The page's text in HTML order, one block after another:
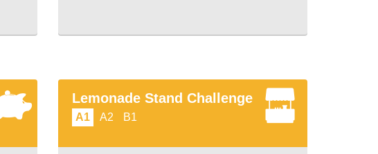
Lemonade Stand Challenge
A1 A2 B1